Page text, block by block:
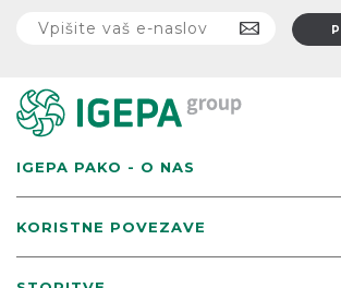
IGEPA PAKO - O NAS
KORISTNE POVEZAVE